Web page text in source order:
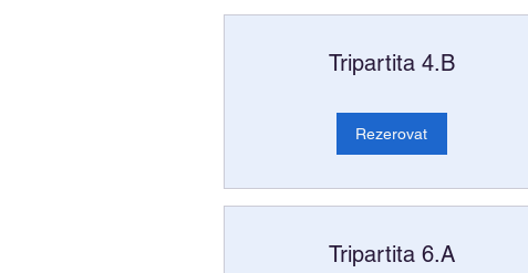
Tripartita 4.B
Rezerovat
Tripartita 6.A